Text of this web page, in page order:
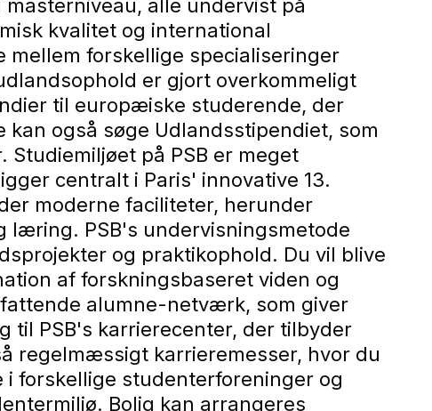
alle undervist på
kvalitet og international
forskellige specialiseringer
er gjort overkommeligt
til europæiske studerende, der
også søge Udlandsstipendiet, som
på PSB er meget
centralt i Paris' innovative 13.
moderne faciliteter, herunder
læring. PSB's undervisningsmetode
og praktikophold. Du vil blive
af forskningsbaseret viden og
alumne-netværk, som giver
til PSB's karrierecenter, der tilbyder
regelmæssigt karrieremesser, hvor du
forskellige studenterforeninger og
Bolig kan arrangeres